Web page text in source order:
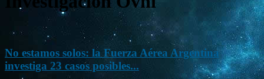
No estamos solos: la Fuerza Aérea Argentina
investiga 23 casos posibles...